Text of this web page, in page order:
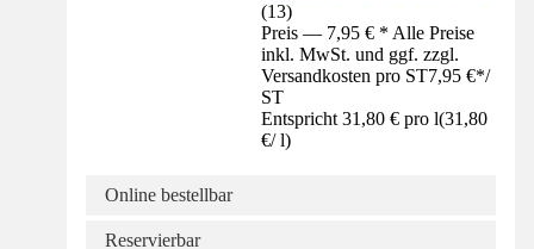
(13)
Preis — 7,95 € * Alle Preise
inkl. MwSt. und ggf. zzgl.
Versandkosten pro ST7,95 €*/
ST
Entspricht 31,80 € pro l(31,80
€/ l)
Online bestellbar
Reservierbar